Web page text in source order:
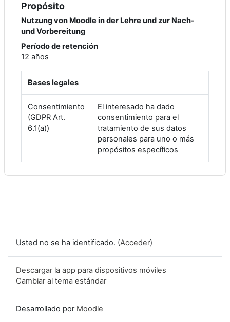
Propósito
Nutzung von Moodle in der Lehre und zur Nach-
und Vorbereitung
Período de retención
12 años
Bases legales
Consentimiento
(GDPR Art.
6.1(a))
El interesado ha dado
consentimiento para el
tratamiento de sus datos
personales para uno o más
propósitos específicos
Usted no se ha identificado. (Acceder)
Descargar la app para dispositivos móviles
Cambiar al tema estándar
Desarrollado por Moodle